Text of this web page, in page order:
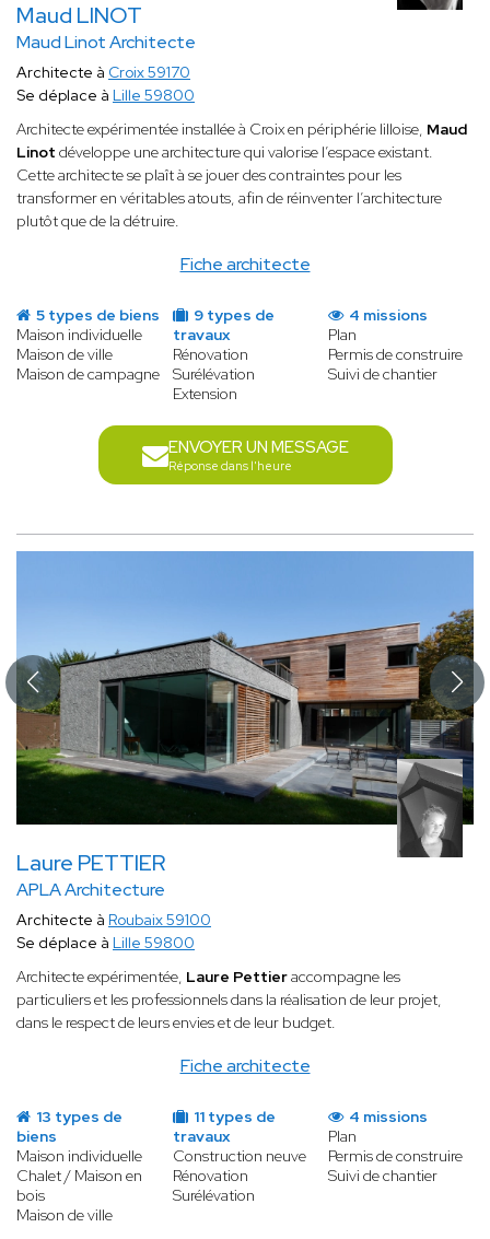
Maud LINOT
Maud Linot Architecte
Fiche architecte
Architecte à Croix 59170
Se déplace à Lille 59800
Architecte expérimentée installée à Croix en périphérie lilloise, Maud
Linot développe une architecture qui valorise l’espace existant.
Cette architecte se plaît à se jouer des contraintes pour les
transformer en véritables atouts, afin de réinventer l’architecture
plutôt que de la détruire.
5 types de biens
Maison individuelle
Maison de ville
Maison de campagne
9 types de
travaux
Rénovation
Surélévation
Extension
4 missions
Plan
Permis de construire
Suivi de chantier
ENVOYER UN MESSAGE
Réponse dans l'heure
Laure PETTIER
APLA Architecture
Fiche architecte
Architecte à Roubaix 59100
Se déplace à Lille 59800
Architecte expérimentée, Laure Pettieraccompagne les
particuliers et les professionnels dans la réalisation de leur projet,
dans le respect de leurs envies et de leur budget.
13 types de
biens
Maison individuelle
Chalet / Maison en
bois
Maison de ville
11 types de
travaux
Construction neuve
Rénovation
Surélévation
4 missions
Plan
Permis de construire
Suivi de chantier